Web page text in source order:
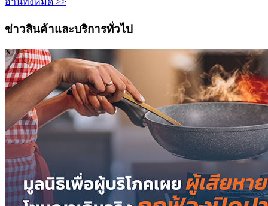
ข่าวสินค้าและบริการทั่วไป